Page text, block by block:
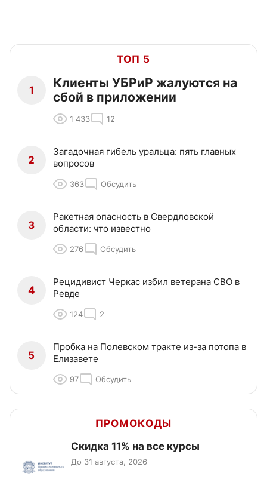
ТОП 5
1
Клиенты УБРиР жалуются на
сбой в приложении
1 433 12
2
Загадочная гибель уральца: пять главных
вопросов
363 Обсудить
3
Ракетная опасность в Свердловской
области: что известно
276 Обсудить
4
Рецидивист Черкас избил ветерана СВО в
Ревде
124 2
5
Пробка на Полевском тракте из-за потопа в
Елизавете
97 Обсудить
ПРОМОКОДЫ
Скидка 11% на все курсы
До 31 августа, 2026